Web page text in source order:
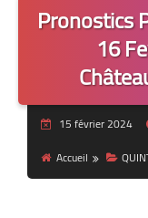
Pronostics
16
15 février 2024
Accueil